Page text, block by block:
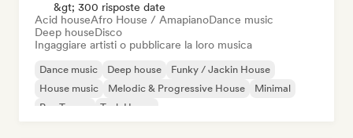
&gt; 300 risposte date
Acid houseAfro House / AmapianoDance music
Deep houseDisco
Ingaggiare artisti o pubblicare la loro musica
Dance music Deep house
Funky / Jackin House
House music
Melodic & Progressive House
Minimal
Psy-Trance
Tech House